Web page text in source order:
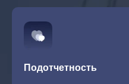
Подотчетность